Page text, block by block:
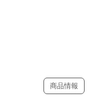
商品情報